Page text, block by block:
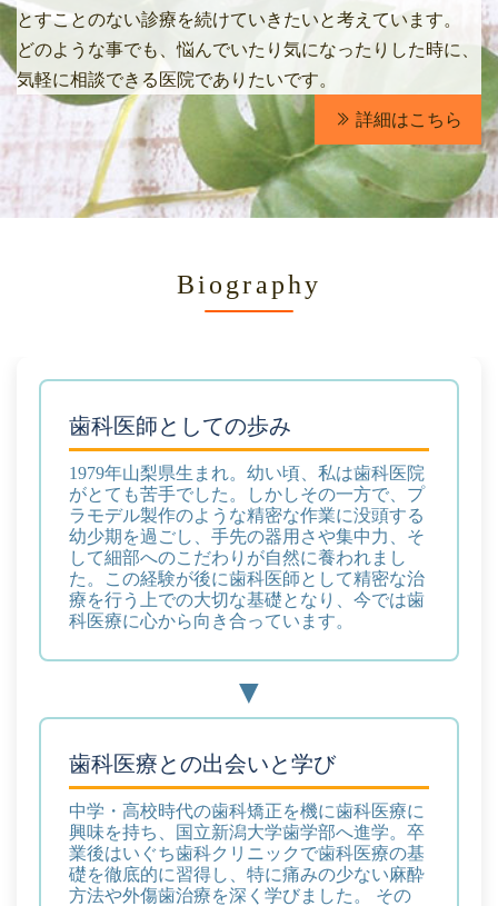
とすことのない診療を続けていきたいと考えています。
どのような事でも、悩んでいたり気になったりした時に、
気軽に相談できる医院でありたいです。
詳細はこちら
Biography
歯科医師としての歩み
1979年山梨県生まれ。幼い頃、私は歯科医院
がとても苦手でした。しかしその一方で、プ
ラモデル製作のような精密な作業に没頭する
幼少期を過ごし、手先の器用さや集中力、そ
して細部へのこだわりが自然に養われまし
た。
この経験が後に歯科医師として精密な治
療を行う上での大切な基礎となり、今では歯
科医療に心から向き合っています。
歯科医療との出会いと学び
中学・高校時代の歯科矯正を機に歯科医療に
興味を持ち、国立新潟大学歯学部へ進学。 卒
業後はいぐち歯科クリニックで歯科医療の基
礎を徹底的に習得し、特に痛みの少ない麻酔
方法や外傷歯治療を深く学びました。 その